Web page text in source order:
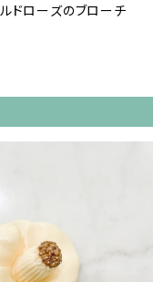
ドローズのブローチ